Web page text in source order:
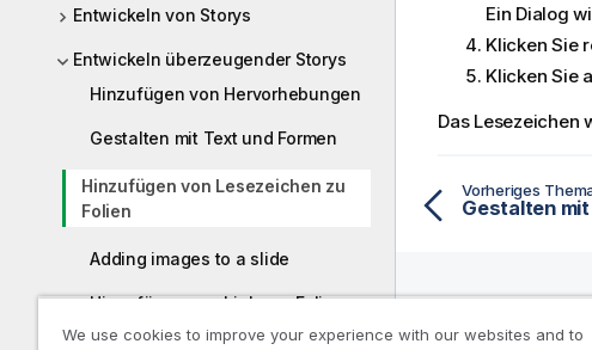
Entwickeln von Storys
Entwickeln überzeugender Storys
Hinzufügen von Hervorhebungen
Gestalten mit Text und Formen
Hinzufügen von Lesezeichen zu
Folien
Adding images to a slide
Hinzufügen von Links zu Folien
Ein Dialog
Klicken Sie
Klicken Sie
Das Lesezeichen
Vorheriges
Gestalten
Hilfe-
We use cookies to improve your experience with our websites and to